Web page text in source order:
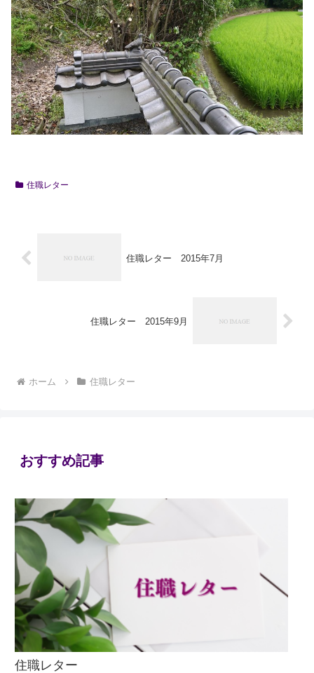
住職レター
住職レター 2015年7月
住職レター 2015年9月
ホーム 住職レター
おすすめ記事
住職レター